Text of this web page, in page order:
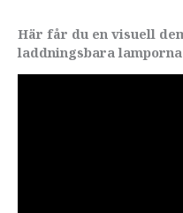
Här får du en visuell
laddningsbara